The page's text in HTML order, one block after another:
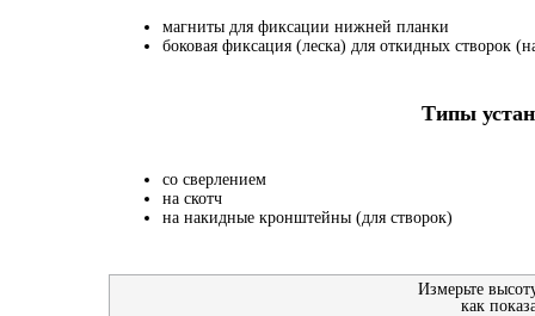
магниты для фиксации нижней планки
боковая фиксация (леска) для откидных створок
Типы
со сверлением
на скотч
на накидные кронштейны (для створок)
Измерьте
как